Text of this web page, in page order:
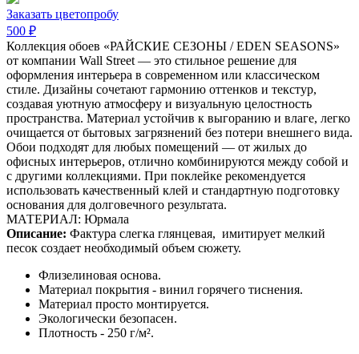
Заказать цветопробу
500 ₽
Коллекция обоев «РАЙСКИЕ СЕЗОНЫ / EDEN SEASONS»
от компании Wall Street — это стильное решение для
оформления интерьера в современном или классическом
стиле. Дизайны сочетают гармонию оттенков и текстур,
создавая уютную атмосферу и визуальную целостность
пространства. Материал устойчив к выгоранию и влаге, легко
очищается от бытовых загрязнений без потери внешнего вида.
Обои подходят для любых помещений — от жилых до
офисных интерьеров, отлично комбинируются между собой и
с другими коллекциями. При поклейке рекомендуется
использовать качественный клей и стандартную подготовку
основания для долговечного результата.
МАТЕРИАЛ: Юрмала
Описание: Фактура слегка глянцевая, имитирует мелкий
песок создает необходимый объем сюжету.
Флизелиновая основа.
Материал покрытия - винил горячего тиснения.
Материал просто монтируется.
Экологически безопасен.
Плотность - 250 г/м².